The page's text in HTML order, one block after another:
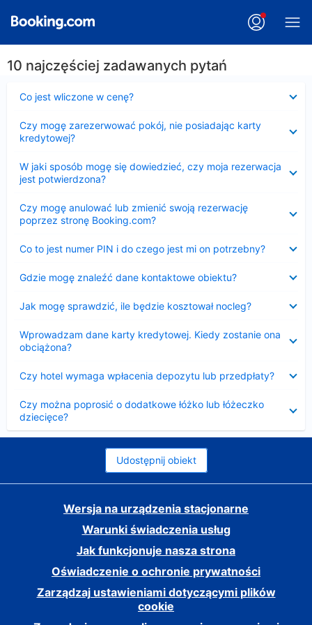
10 najczęściej zadawanych pytań
Co jest wliczone w cenę?
Czy mogę zarezerwować pokój, nie posiadając karty
kredytowej?
W jaki sposób mogę się dowiedzieć, czy moja rezerwacja
jest potwierdzona?
Czy mogę anulować lub zmienić swoją rezerwację
poprzez stronę Booking.com?
Co to jest numer PIN i do czego jest mi on potrzebny?
Gdzie mogę znaleźć dane kontaktowe obiektu?
Jak mogę sprawdzić, ile będzie kosztował nocleg?
Wprowadzam dane karty kredytowej. Kiedy zostanie ona
obciążona?
Czy hotel wymaga wpłacenia depozytu lub przedpłaty?
Czy można poprosić o dodatkowe łóżko lub łóżeczko
dziecięce?
Udostępnij obiekt
Wersja na urządzenia stacjonarne
Warunki świadczenia usług
Jak funkcjonuje nasza strona
Oświadczenie o ochronie prywatności
Zarządzaj ustawieniami dotyczącymi plików
cookie